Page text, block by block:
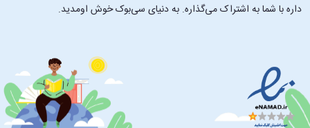
داره با شما به اشتراک می‌گذاره. به دنیای سی‌بوک خوش اومدید.